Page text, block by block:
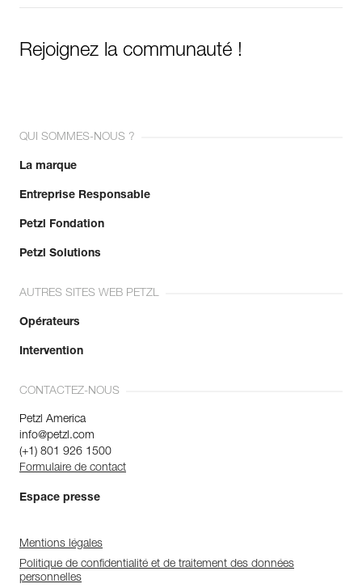
Rejoignez la communauté !
QUI SOMMES-NOUS ?
La marque
Entreprise Responsable
Petzl Fondation
Petzl Solutions
AUTRES SITES WEB PETZL
Opérateurs
Intervention
CONTACTEZ-NOUS
Petzl America
info@petzl.com
(+1) 801 926 1500
Formulaire de contact
Espace presse
Mentions légales
Politique de confidentialité et de traitement des données
personnelles